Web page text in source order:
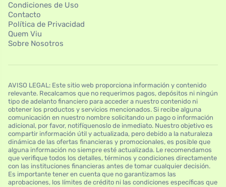
Condiciones de Uso
Contacto
Política de Privacidad
Quem Viu
Sobre Nosotros
AVISO LEGAL: Este sitio web proporciona información y contenido
relevante. Recalcamos que no requerimos pagos, depósitos ni ningún
tipo de adelanto financiero para acceder a nuestro contenido ni
obtener los productos y servicios mencionados. Si recibe alguna
comunicación en nuestro nombre solicitando un pago o información
adicional, por favor, notifíquenoslo de inmediato. Nuestro objetivo es
compartir información útil y actualizada, pero debido a la naturaleza
dinámica de las ofertas financieras y promocionales, es posible que
alguna información no siempre esté actualizada. Le recomendamos
que verifique todos los detalles, términos y condiciones directamente
con las instituciones financieras antes de tomar cualquier decisión.
Es importante tener en cuenta que no garantizamos las
aprobaciones, los límites de crédito ni las condiciones específicas que